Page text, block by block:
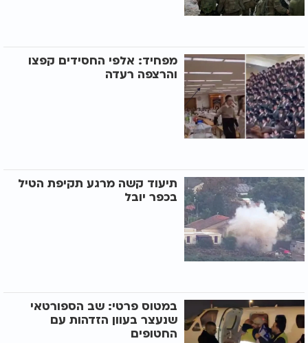
מפחיד: אלפי החסידים קפצו
והרצפה רעדה
תיעוד קשה מרגע תקיפת הטיל
בכפר יובל
במטוס פרטי: שב הספורטאי
שנעצר בעוון הזדהות עם
החטופים